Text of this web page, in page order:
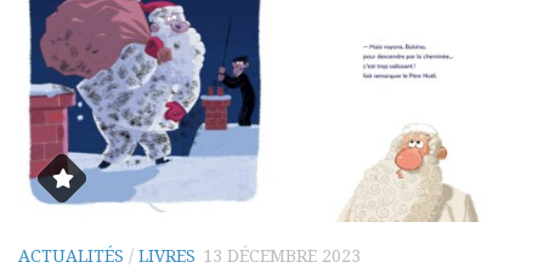
ACTUALITÉS / LIVRES 13 DÉCEMBRE 2023